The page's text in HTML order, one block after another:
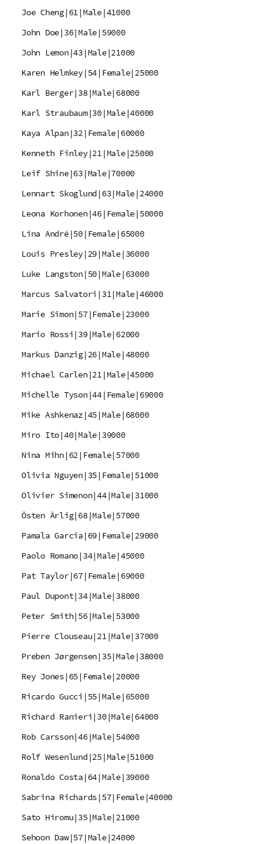
Joe Cheng|61|Male|41000
John Doe|36|Male|59000
John Lemon|43|Male|21000
Karen Helmkey|54|Female|25000
Karl Berger|38|Male|68000
Karl Straubaum|30|Male|40000
Kaya Alpan|32|Female|60000
Kenneth Finley|21|Male|25000
Leif Shine|63|Male|70000
Lennart Skoglund|63|Male|24000
Leona Korhonen|46|Female|50000
Lina André|50|Female|65000
Louis Presley|29|Male|36000
Luke Langston|50|Male|63000
Marcus Salvatori|31|Male|46000
Marie Simon|57|Female|23000
Mario Rossi|39|Male|62000
Markus Danzig|26|Male|48000
Michael Carlen|21|Male|45000
Michelle Tyson|44|Female|69000
Mike Ashkenaz|45|Male|68000
Miro Ito|40|Male|39000
Nina Mihn|62|Female|57000
Olivia Nguyen|35|Female|51000
Olivier Simenon|44|Male|31000
Östen Ärlig|68|Male|57000
Pamala Garcia|69|Female|29000
Paolo Romano|34|Male|45000
Pat Taylor|67|Female|69000
Paul Dupont|34|Male|38000
Peter Smith|56|Male|53000
Pierre Clouseau|21|Male|37000
Preben Jørgensen|35|Male|38000
Rey Jones|65|Female|20000
Ricardo Gucci|55|Male|65000
Richard Ranieri|30|Male|64000
Rob Carsson|46|Male|54000
Rolf Wesenlund|25|Male|51000
Ronaldo Costa|64|Male|39000
Sabrina Richards|57|Female|40000
Sato Hiromu|35|Male|21000
Sehoon Daw|57|Male|24000